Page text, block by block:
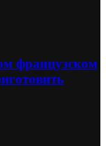
французском